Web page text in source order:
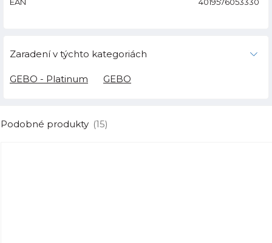
Zaradení v týchto kategoriách
GEBO - Platinum GEBO
Podobné produkty (15)